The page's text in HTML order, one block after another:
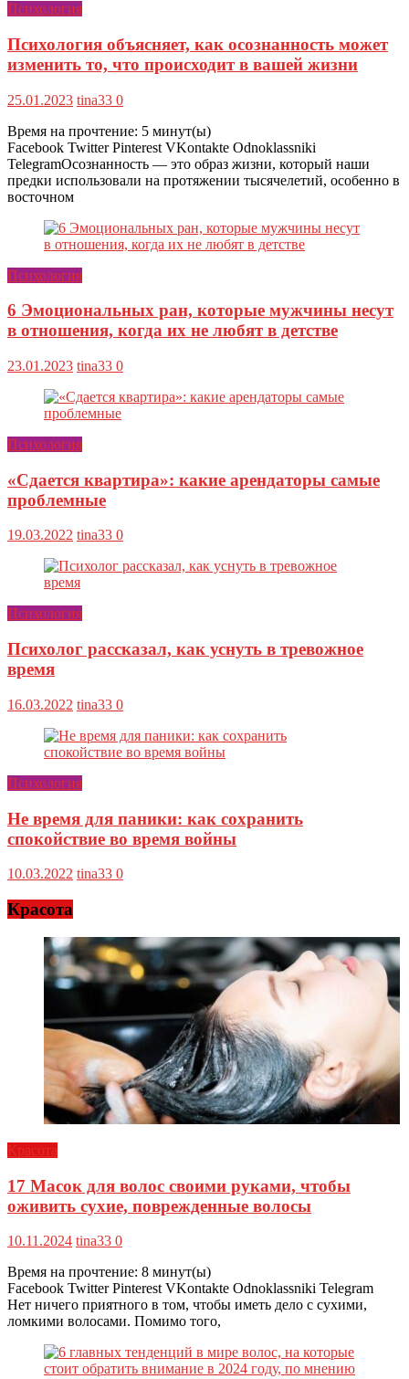
Психология
Психология объясняет, как осознанность может
изменить то, что происходит в вашей жизни
25.01.2023 tina33 0
Время на прочтение: 5 минут(ы)
Facebook Twitter Pinterest VKontakte Odnoklassniki
TelegramОсознанность — это образ жизни, который наши
предки использовали на протяжении тысячелетий, особенно в
восточном
Психология
6 Эмоциональных ран, которые мужчины несут
в отношения, когда их не любят в детстве
23.01.2023 tina33 0
Психология
«Сдается квартира»: какие арендаторы самые
проблемные
19.03.2022 tina33 0
Психология
Психолог рассказал, как уснуть в тревожное
время
16.03.2022 tina33 0
Психология
Не время для паники: как сохранить
спокойствие во время войны
10.03.2022 tina33 0
Красота
Красота
17 Масок для волос своими руками, чтобы
оживить сухие, поврежденные волосы
10.11.2024 tina33 0
Время на прочтение: 8 минут(ы)
Facebook Twitter Pinterest VKontakte Odnoklassniki Telegram
Нет ничего приятного в том, чтобы иметь дело с сухими,
ломкими волосами. Помимо того,